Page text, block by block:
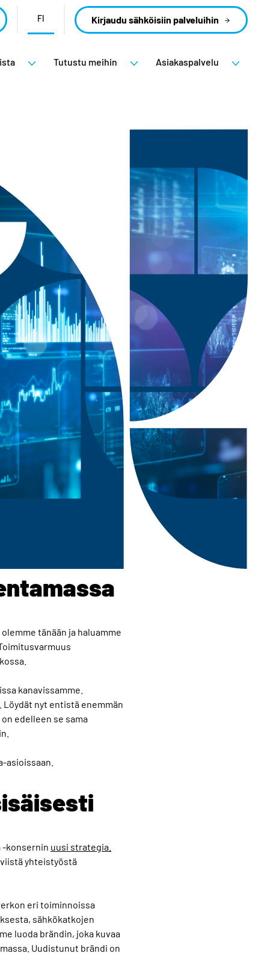
FI Kirjaudu sähköisiin palveluihin
Tutustu meihin Asiakaspalvelu
tänään ja haluamme
kanavissamme.
nyt entistä enemmän
edelleen se sama
asioissaan.
-konsernin uusi strategia.
yhteistyöstä
eri toiminnoissa
sähkökatkojen
luoda brändin, joka kuvaa
Uudistunut brändi on